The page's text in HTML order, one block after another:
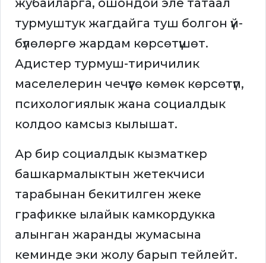
жубайларга, ошондой эле татаал
турмуштук жагдайга туш болгон үй-
бүлөлөргө жардам көрсөтүшөт.
Адистер турмуш-тиричилик
маселелерин чечүүгө көмөк көрсөтүп,
психологиялык жана социалдык
колдоо камсыз кылышат.
Ар бир социалдык кызматкер
башкармалыктын жетекчиси
тарабынан бекитилген жеке
графикке ылайык камкордукка
алынган жаранды жумасына
кеминде эки жолу барып тейлейт.